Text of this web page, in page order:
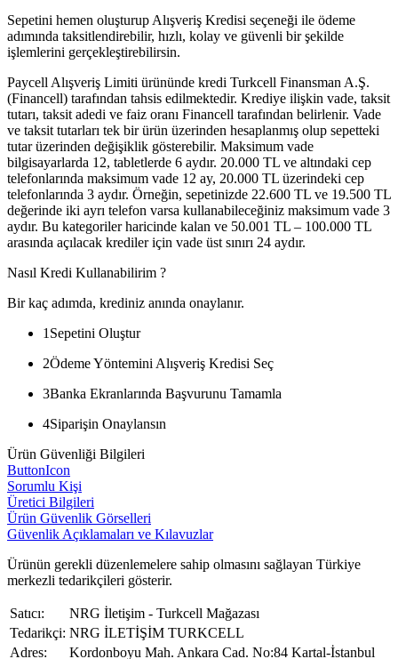
Sepetini hemen oluşturup Alışveriş Kredisi seçeneği ile ödeme
adımında taksitlendirebilir, hızlı, kolay ve güvenli bir şekilde
işlemlerini gerçekleştirebilirsin.
Paycell Alışveriş Limiti ürününde kredi Turkcell Finansman A.Ş.
(Financell) tarafından tahsis edilmektedir. Krediye ilişkin vade, taksit
tutarı, taksit adedi ve faiz oranı Financell tarafından belirlenir. Vade
ve taksit tutarları tek bir ürün üzerinden hesaplanmış olup sepetteki
tutar üzerinden değişiklik gösterebilir. Maksimum vade
bilgisayarlarda 12, tabletlerde 6 aydır. 20.000 TL ve altındaki cep
telefonlarında maksimum vade 12 ay, 20.000 TL üzerindeki cep
telefonlarında 3 aydır. Örneğin, sepetinizde 22.600 TL ve 19.500 TL
değerinde iki ayrı telefon varsa kullanabileceğiniz maksimum vade 3
aydır. Bu kategoriler haricinde kalan ve 50.001 TL – 100.000 TL
arasında açılacak krediler için vade üst sınırı 24 aydır.
Nasıl Kredi Kullanabilirim ?
Bir kaç adımda, krediniz anında onaylanır.
1 Sepetini Oluştur
2Ödeme Yöntemini Alışveriş Kredisi Seç
3Banka Ekranlarında Başvurunu Tamamla
4Siparişin Onaylansın
Ürün Güvenliği Bilgileri
ButtonIcon
Sorumlu Kişi
Üretici Bilgileri
Ürün Güvenlik Görselleri
Güvenlik Açıklamaları ve Kılavuzlar
Ürünün gerekli düzenlemelere sahip olmasını sağlayan Türkiye
merkezli tedarikçileri gösterir.
Satıcı:
NRG İletişim - Turkcell Mağazası
Tedarikçi: NRG İLETİŞİM TURKCELL
Adres:
Kordonboyu Mah. Ankara Cad. No:84 Kartal-İstanbul